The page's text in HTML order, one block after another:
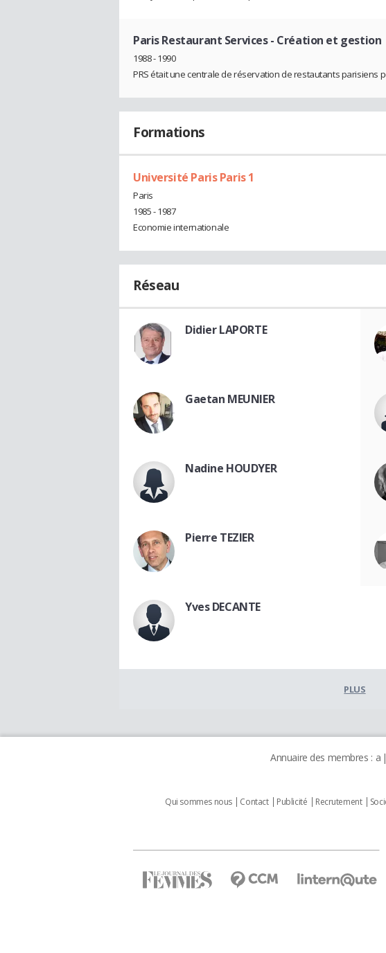
Paris Restaurant Services- Création et gestion
1988 - 1990
PRS était une centrale de réservation de restautants parisiens
Formations
Université Paris Paris 1
Paris
1985 - 1987
Economie internationale
Réseau
Didier LAPORTE
Gaetan MEUNIER
Nadine HOUDYER
Pierre TEZIER
Yves DECANTE
PLUS
Annuaire des membres : a
Qui sommes nous Contact Publicité Recrutement